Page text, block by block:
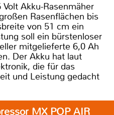
Akku-Rasenmäher
Rasenflächen bis
von 51 cm ein
soll ein bürstenloser
mitgelieferte 6,0 Ah
Der Akku hat laut
die für das
und Leistung gedacht
MX POP AIR